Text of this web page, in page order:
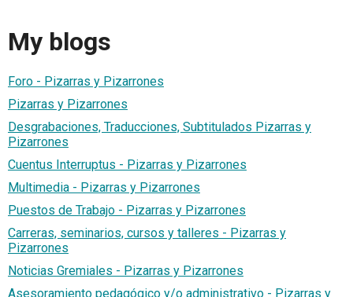
My blogs
Foro - Pizarras y Pizarrones
Pizarras y Pizarrones
Desgrabaciones, Traducciones, Subtitulados Pizarras y
Pizarrones
Cuentus Interruptus - Pizarras y Pizarrones
Multimedia - Pizarras y Pizarrones
Puestos de Trabajo - Pizarras y Pizarrones
Carreras, seminarios, cursos y talleres - Pizarras y
Pizarrones
Noticias Gremiales - Pizarras y Pizarrones
Asesoramiento pedagógico y/o administrativo - Pizarras y